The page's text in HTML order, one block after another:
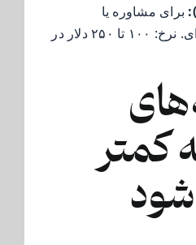
برای مشاوره یا
بهینه‌سازی نقطه‌ای. نرخ: ۱۰۰ تا ۲۵۰ دلار در
کمتر